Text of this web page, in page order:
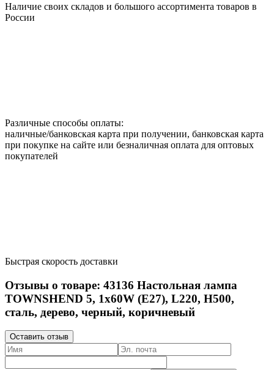
Наличие своих складов и большого ассортимента товаров в
России
Различные способы оплаты:
наличные/банковская карта при получении, банковская карта
при покупке на сайте или безналичная оплата для оптовых
покупателей
Быстрая скорость доставки
Отзывы о товаре: 43136 Настольная лампа
TOWNSHEND 5, 1х60W (E27), L220, H500,
сталь, дерево, черный, коричневый
Оставить отзыв